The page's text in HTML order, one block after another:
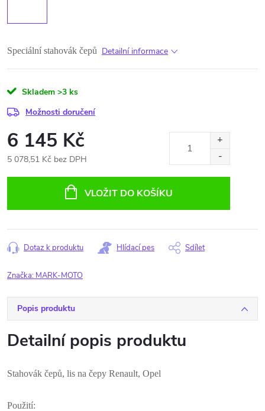
Speciální stahovák čepů Detailní informace
Skladem >3 ks
Možnosti doručení
6 145 Kč
5 078,51 Kč bez DPH
VLOŽIT DO KOŠÍKU
Dotaz k produktu Hlídací pes Sdílet
Značka: MARK-MOTO
Popis produktu
Detailní popis produktu
Stahovák čepů, lis na čepy Renault, Opel
Použití: